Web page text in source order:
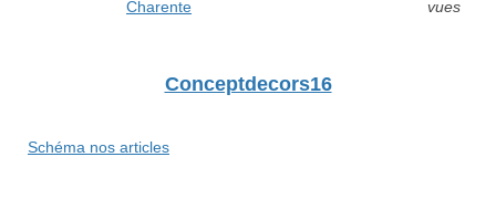
Charente
vues
Conceptdecors16
Schéma nos articles